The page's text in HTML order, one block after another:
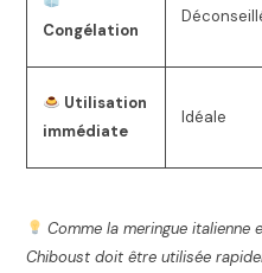
Congélation
Utilisation
immédiate
Idéale
Comme la meringue italienne
Chiboust doit être utilisée